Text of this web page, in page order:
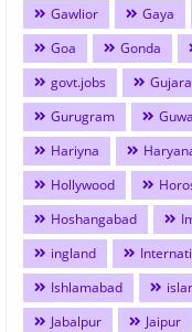
Gawlior
Gaya
Goa
Gonda
govt.jobs
Gurugram
Hariyna
Hollywood
Hoshangabad
ingland
Ishlamabad
Jabalpur
Jaipur